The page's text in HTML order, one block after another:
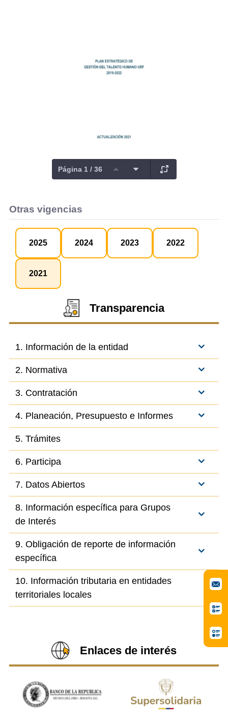
Página 1 / 36
Otras vigencias
2025 2024 2023 2022
2021
Transparencia
1. Información de la entidad
2. Normativa
3. Contratación
4. Planeación, Presupuesto e Informes
5. Trámites
6. Participa
7. Datos Abiertos
8. Información específica para Grupos
de Interés
9. Obligación de reporte de información
específica
10. Información tributaria en entidades
territoriales locales
Enlaces de interés